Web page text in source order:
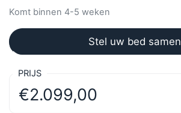
Komt binnen 4-5 weken
Stel uw bed samen
PRIJS
€2.099,00